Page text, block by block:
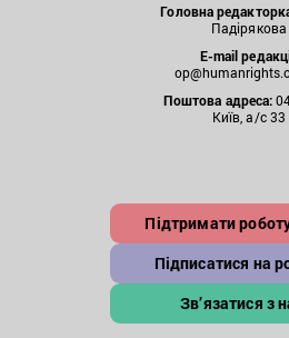
Головна
Падірякова
E-mail
Поштова адреса:
Київ, а/с 33
Підтримати
Підписатися на
Зв’язатися з